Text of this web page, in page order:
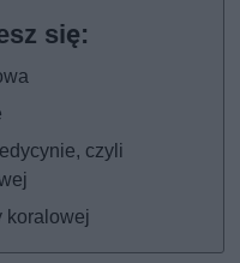
czyli
koralowej